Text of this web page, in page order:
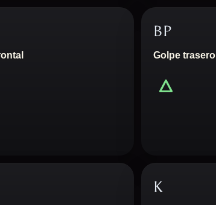
BP
Golpe trasero
K